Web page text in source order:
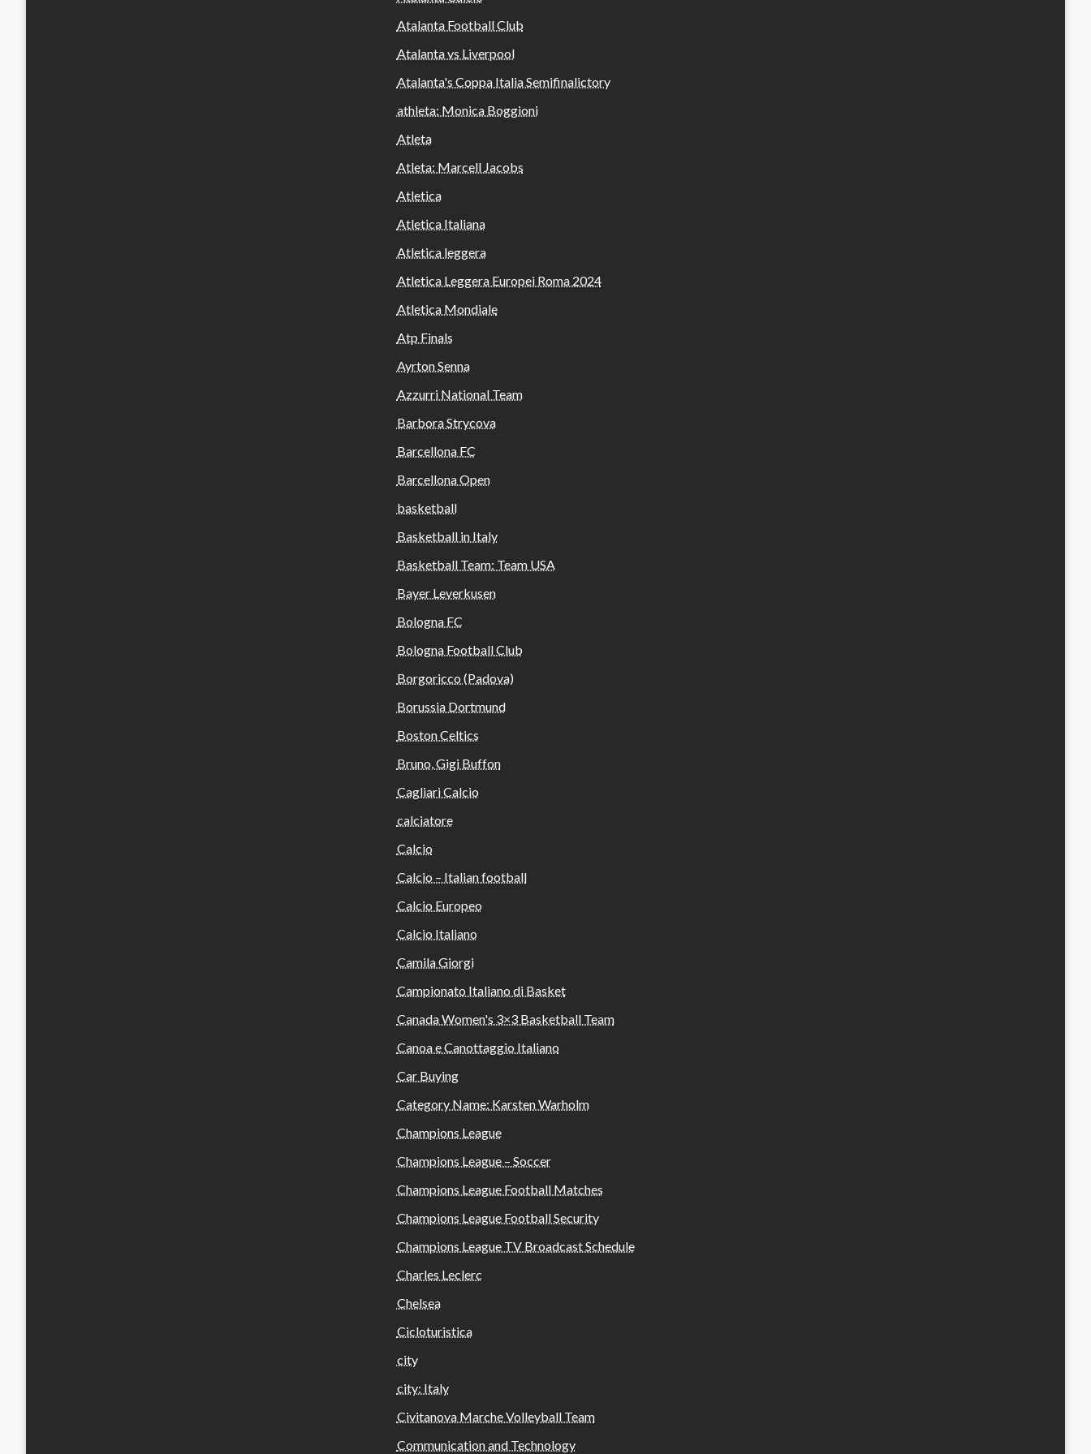
Atalanta Football Club
Atalanta vs Liverpool
Atalanta's Coppa Italia Semifinalictory
athleta: Monica Boggioni
Atleta
Atleta: Marcell Jacobs
Atletica
Atletica Italiana
Atletica leggera
Atletica Leggera Europei Roma 2024
Atletica Mondiale
Atp Finals
Ayrton Senna
Azzurri National Team
Barbora Strycova
Barcellona FC
Barcellona Open
basketball
Basketball in Italy
Basketball Team: Team USA
Bayer Leverkusen
Bologna FC
Bologna Football Club
Borgoricco (Padova)
Borussia Dortmund
Boston Celtics
Bruno, Gigi Buffon
Cagliari Calcio
calciatore
Calcio
Calcio – Italian football
Calcio Europeo
Calcio Italiano
Camila Giorgi
Campionato Italiano di Basket
Canada Women's 3×3 Basketball Team
Canoa e Canottaggio Italiano
Car Buying
Category Name: Karsten Warholm
Champions League
Champions League – Soccer
Champions League Football Matches
Champions League Football Security
Champions League TV Broadcast Schedule
Charles Leclerc
Chelsea
Cicloturistica
city
city: Italy
Civitanova Marche Volleyball Team
Communication and Technology